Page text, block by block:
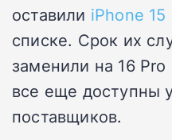
оставили iPhone 15
списке. Срок их
заменили на 16
все еще доступны
поставщиков.